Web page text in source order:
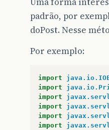
padrão, por
doPost. Nesse
Por exemplo:
import
import
import
import
import
import